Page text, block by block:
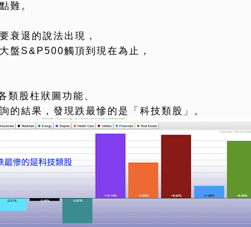
難。
衰退的說法出現，
盤S&P500觸頂到現在為止，
股柱狀圖功能、
的結果，發現跌最慘的是「科技類股」。